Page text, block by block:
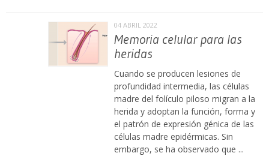
04 ABRIL 2022
Memoria celular para las
heridas
Cuando se producen lesiones de
profundidad intermedia, las células
madre del folículo piloso migran a la
herida y adoptan la función, forma y
el patrón de expresión génica de las
células madre epidérmicas. Sin
embargo, se ha observado que ...